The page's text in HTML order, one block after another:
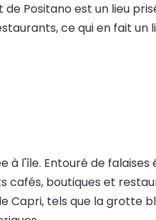
Positano est un lieu
ce qui en fait un
l'île. Entouré de
cafés, boutiques et
Capri, tels que la grotte